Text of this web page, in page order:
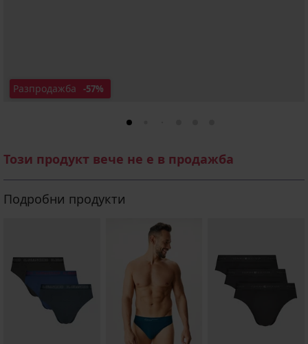
Разпродажба -57%
Този продукт вече не е в продажба
Подробни продукти